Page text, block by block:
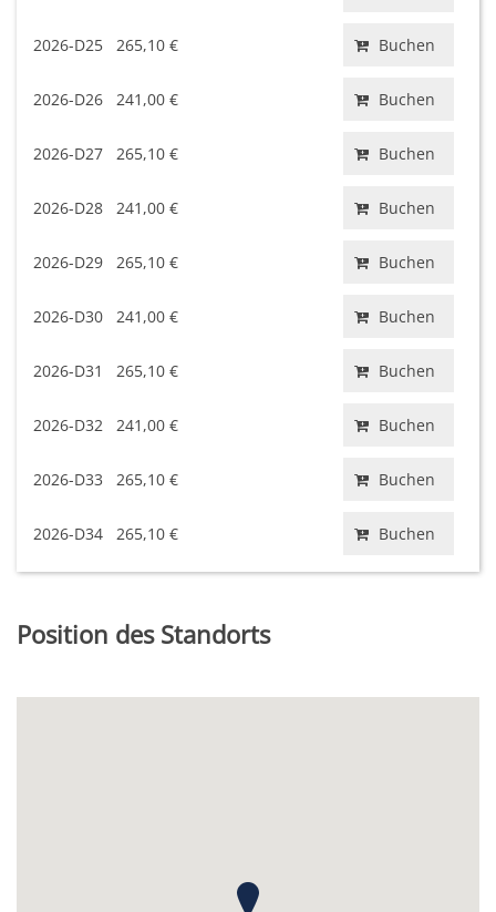
2026-D25 265,10 € Buchen
2026-D26 241,00 € Buchen
2026-D27 265,10 € Buchen
2026-D28 241,00 € Buchen
2026-D29 265,10 € Buchen
2026-D30 241,00 € Buchen
2026-D31 265,10 € Buchen
2026-D32 241,00 € Buchen
2026-D33 265,10 € Buchen
2026-D34 265,10 € Buchen
Position des Standorts